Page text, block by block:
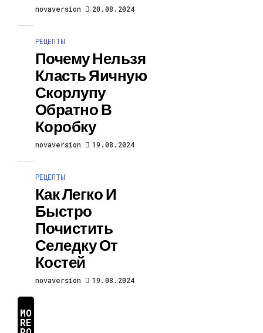
novaversion 20.08.2024
РЕЦЕПТЫ
Почему Нельзя
Класть Яичную
Скорлупу
Обратно В
Коробку
novaversion 19.08.2024
РЕЦЕПТЫ
Как Легко И
Быстро
Почистить
Селедку От
Костей
novaversion 19.08.2024
MO
RE